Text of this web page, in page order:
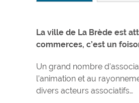
La ville de La Brède est
commerces, c’est un
Un grand nombre
l’animation et au
divers acteurs associatifs…